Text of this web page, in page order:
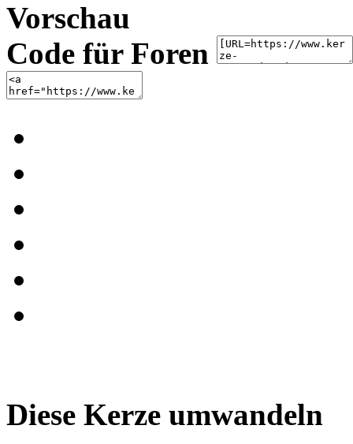
Vorschau
Code für Foren
Diese Kerze umwandeln